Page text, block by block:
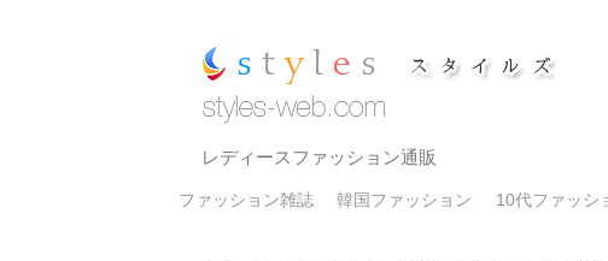
レディースファッション通販
ファッション雑誌 韓国ファッション 10代ファッシ